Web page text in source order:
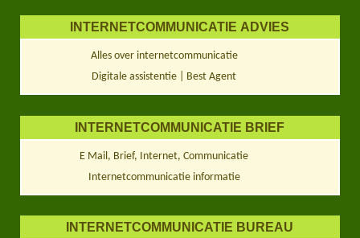
INTERNETCOMMUNICATIE ADVIES
Alles over internetcommunicatie
Digitale assistentie | Best Agent
INTERNETCOMMUNICATIE BRIEF
E Mail, Brief, Internet, Communicatie
Internetcommunicatie informatie
INTERNETCOMMUNICATIE BUREAU